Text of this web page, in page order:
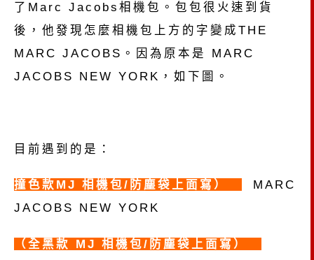
了Marc Jacobs相機包。包包很火速到貨
後，他發現怎麼相機包上方的字變成THE
MARC JACOBS。因為原本是 MARC
JACOBS NEW YORK，如下圖。
目前遇到的是：
撞色款 MJ 相機包/防塵袋上面寫）
MARC
JACOBS NEW YORK
（全黑款 MJ 相機包/防塵袋上面寫）